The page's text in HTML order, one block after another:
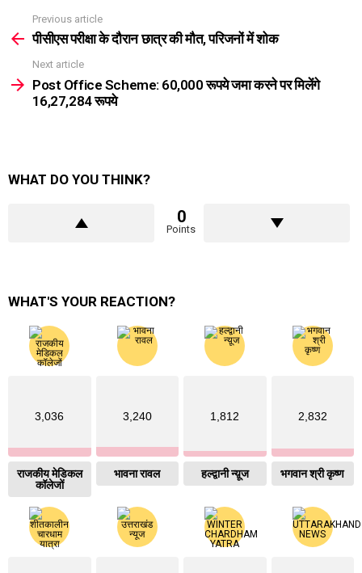
more
Previous article
पीसीएस परीक्षा के दौरान छात्र की मौत, परिजनों में शोक
Next article
Post Office Scheme: ₹60,000 रूपये जमा करने पर मिलेंगे
₹16,27,284 रूपये
WHAT DO YOU THINK?
0
Points
WHAT'S YOUR REACTION?
3,036
राजकीय मेडिकल
कॉलेजों
3,240
भावना रावल
1,812
हल्द्वानी न्य़ूज
2,832
भगवान श्री कृष्ण